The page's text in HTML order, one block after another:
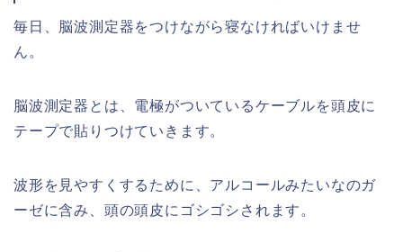
毎日、脳波測定器をつけながら寝なければいけませ
ん。
脳波測定器とは、電極がついているケーブルを頭皮に
テープで貼りつけていきます。
波形を見やすくするために、アルコールみたいなのガ
ーゼに含み、頭の頭皮にゴシゴシされます。